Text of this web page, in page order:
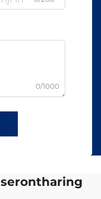
0/1000